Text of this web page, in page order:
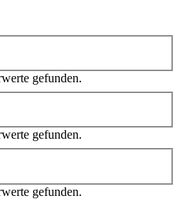
gefunden.
gefunden.
gefunden.